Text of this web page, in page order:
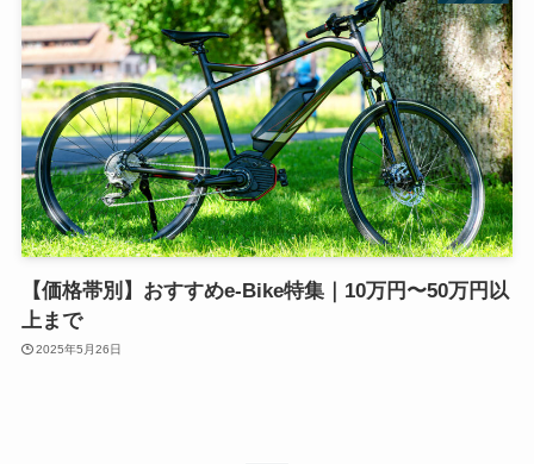
【価格帯別】おすすめe-Bike特集｜10万円〜50万円以
上まで
2025年5月26日